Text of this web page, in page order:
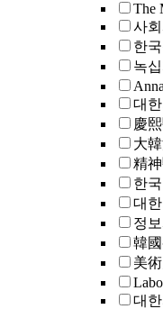
The
사
한
녹
대
慶
大
精
한
대
정
韓
美
대